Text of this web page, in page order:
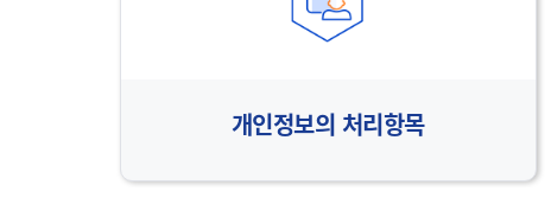
개인정보의 처리항목